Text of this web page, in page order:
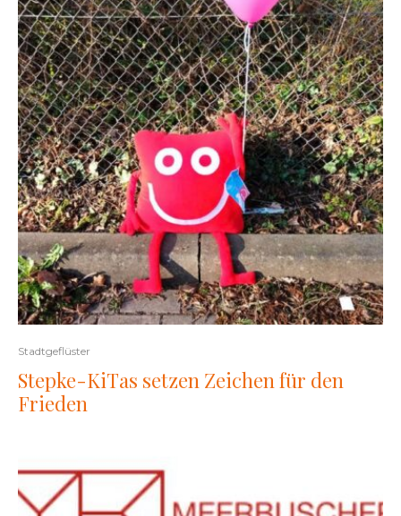
Stadtgeflüster
Stepke-KiTas setzen Zeichen für den
Frieden